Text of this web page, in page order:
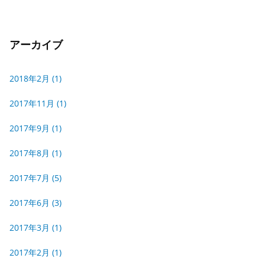
アーカイブ
2018年2月 (1)
2017年11月 (1)
2017年9月 (1)
2017年8月 (1)
2017年7月 (5)
2017年6月 (3)
2017年3月 (1)
2017年2月 (1)